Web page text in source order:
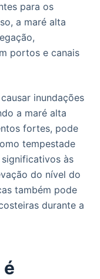
para os
a maré alta
portos e canais
inundações
a maré alta
fortes, pode
tempestade
às
do nível do
também pode
durante a
é